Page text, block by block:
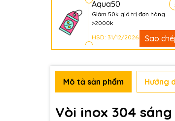
Aqua50
Giảm 50k giá trị đơn hàng
>2000k
HSD: 31/12/2026
Sao
Mô tả sản phẩm Hướng
Vòi inox 304